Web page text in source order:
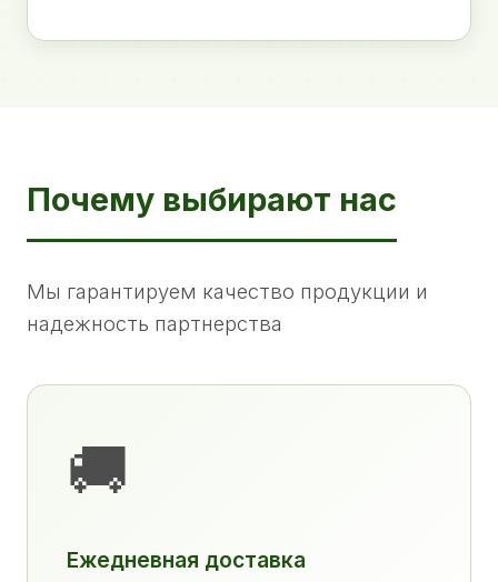
Почему выбирают нас
Мы гарантируем качество продукции и
надежность партнерства
🚚
Ежедневная доставка